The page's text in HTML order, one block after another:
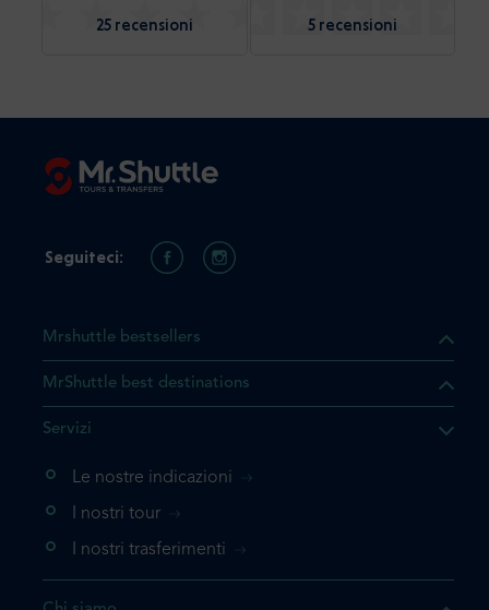
25 recensioni 5 recensioni
il prodotto che state
nuovamente, la
Mrshuttle bestsellers
MrShuttle best destinations
Servizi
Le nostre indicazioni
I nostri tour
I nostri trasferimenti
Seguiteci: